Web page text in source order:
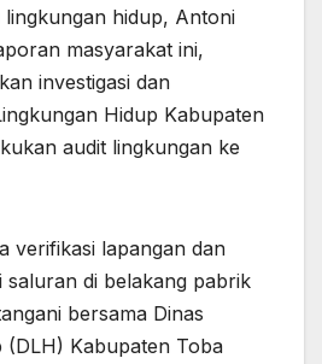
lingkungan hidup, Antoni
masyarakat ini,
investigasi dan
Hidup Kabupaten
audit lingkungan ke
verifikasi lapangan dan
saluran di belakang pabrik
bersama Dinas
(DLH) Kabupaten Toba